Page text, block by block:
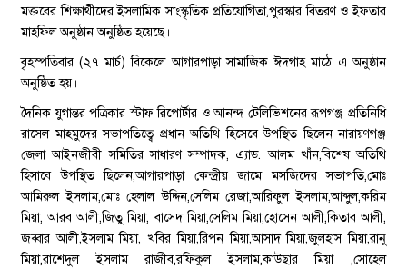
মক্তবের শিক্ষার্থীদের ইসলামিক সাংস্কৃতিক প্রতিযোগিতা,পুরস্কার বিতরণ ও ইফতার
মাহফিল অনুষ্ঠান অনুষ্ঠিত হয়েছে।
বৃহস্পতিবার (২৭ মার্চ) বিকেলে আগারপাড়া সামাজিক ঈদগাহ মাঠে এ অনুষ্ঠান
অনুষ্ঠিত হয়।
দৈনিক যুগান্তর পত্রিকার স্টাফ রিপোর্টার ও আনন্দ টেলিভিশনের রূপগঞ্জ প্রতিনিধি
রাসেল মাহমুদের সভাপতিত্বে প্রধান অতিথি হিসেবে উপস্থিত ছিলেন নারায়ণগঞ্জ
জেলা আইনজীবী সমিতির সাধারণ সম্পাদক, এ্যাড. আলম খাঁন,বিশেষ অতিথি
হিসাবে উপস্থিত ছিলেন,আগারপাড়া কেন্দ্রীয় জামে মসজিদের সভাপতি,মোঃ
আমিরুল ইসলাম,মোঃ হেলাল উদ্দিন,সেলিম রেজা,আরিফুল ইসলাম,আব্দুল,করিম
মিয়া, আরব আলী,জিতু মিয়া, বাসেদ মিয়া,সেলিম মিয়া,হোসেন আলী,কিতাব আলী,
জব্বার আলী,ইসলাম মিয়া, খবির মিয়া,রিপন মিয়া,আসাদ মিয়া,জুলহাস মিয়া,রানু
মিয়া,রাশেদুল ইসলাম রাজীব,রফিকুল ইসলাম,কাউছার মিয়া ,সোহেল